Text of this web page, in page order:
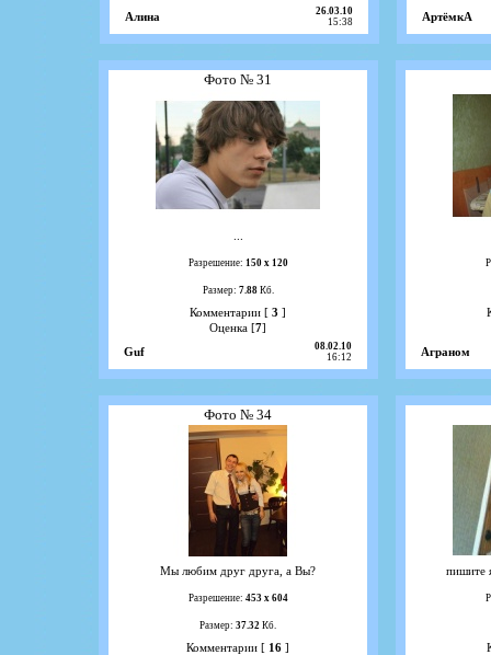
Алина
26.03.10
15:38
АртёмкА
Фото № 31
Разрешение: 150 х 120
Размер: 7.88Кб.
Комментарии [ 3 ]
Оценка [7]
Guf
08.02.10
16:12
Аграном
Фото № 34
Мы любим друг друга, а Вы?
Разрешение: 453 х 604
Размер: 37.32 Кб.
Комментарии [ 16 ]
пишите